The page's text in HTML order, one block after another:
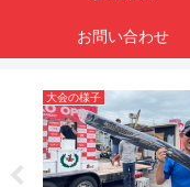
お問い合わせ
大会の様子